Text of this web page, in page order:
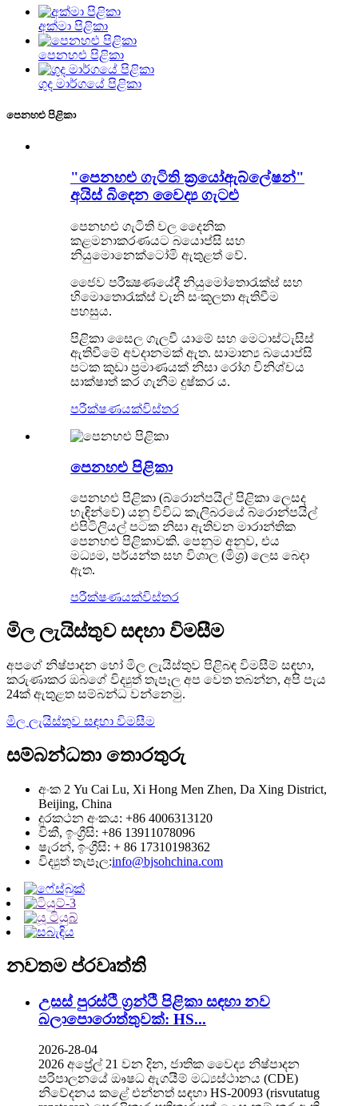
අක්මා පිළිකා
පෙනහළු පිළිකා
ගුද මාර්ගයේ පිළිකා
පෙනහළු පිළිකා
"පෙනහළු ගැටිති ක්‍රයෝඇබ්ලේෂන්"
අයිස් බිඳෙන වෛද්‍ය ගැටළු
පෙනහළු ගැටිති වල දෛනික
කළමනාකරණයට බයොප්සි සහ
නියුමොනෙක්ටෝමි ඇතුළත් වේ.
ජෛව පරීක්‍ෂණයේදී නියුමෝතොරැක්ස් සහ
හිමොතොරැක්ස් වැනි සංකූලතා ඇතිවීම
පහසුය.
පිළිකා සෛල ගැලවී යාමේ සහ මෙටාස්ටැසිස්
ඇතිවීමේ අවදානමක් ඇත. සාමාන්‍ය බයොප්සි
පටක කුඩා ප්‍රමාණයක් නිසා රෝග විනිශ්චය
සාක්ෂාත් කර ගැනීම දුෂ්කර ය.
පරීක්ෂණයක්විස්තර
පෙනහළු පිළිකා
පෙනහළු පිළිකා (බ්රොන්පයිල් පිළිකා ලෙසද
හැඳින්වේ) යනු විවිධ කැලිබරයේ බ්රොන්පයිල්
එපිටිලියල් පටක නිසා ඇතිවන මාරාන්තික
පෙනහළු පිළිකාවකි. පෙනුම අනුව, එය
මධ්‍යම, පර්යන්ත සහ විශාල (මිශ්‍ර) ලෙස බෙදා
ඇත.
පරීක්ෂණයක්විස්තර
මිල ලැයිස්තුව සඳහා විමසීම
අපගේ නිෂ්පාදන හෝ මිල ලැයිස්තුව පිළිබඳ විමසීම් සඳහා,
කරුණාකර ඔබගේ විද්‍යුත් තැපෑල අප වෙත තබන්න, අපි පැය
24ක් ඇතුළත සම්බන්ධ වන්නෙමු.
මිල ලැයිස්තුව සඳහා විමසීම
සම්බන්ධතා තොරතුරු
අංක 2 Yu Cai Lu, Xi Hong Men Zhen, Da Xing District,
Beijing, China
දුරකථන අංකය: +86 4006313120
විකී, ඉංග්‍රීසි: +86 13911078096
ෂැරන්, ඉංග්‍රීසි: + 86 17310198362
විද්‍යුත් තැපෑල:info@bjsohchina.com
නවතම ප්රවෘත්ති
උසස් පුරස්ථි ග්‍රන්ථි පිළිකා සඳහා නව
බලාපොරොත්තුවක්: HS...
2026-28-04
2026 අප්‍රේල් 21 වන දින, ජාතික වෛද්‍ය නිෂ්පාදන
පරිපාලනයේ ඖෂධ ඇගයීම් මධ්‍යස්ථානය (CDE)
නිවේදනය කළේ එන්නත් සඳහා HS-20093 (risvutatug